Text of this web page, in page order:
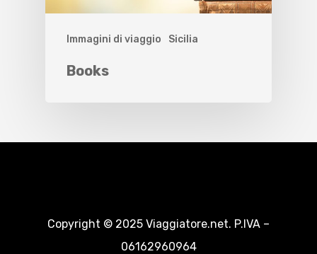
Immagini di viaggio Sicilia
Books
Copyright © 2025 Viaggiatore.net. P.IVA –
06162960964